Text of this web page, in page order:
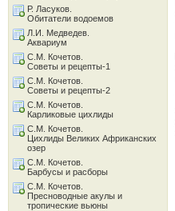
Р. Ласуков.
Обитатели водоемов
Л.И. Медведев.
Аквариум
С.М. Кочетов.
Советы и рецепты-1
С.М. Кочетов.
Советы и рецепты-2
С.М. Кочетов.
Карликовые цихлиды
С.М. Кочетов.
Цихлиды Великих Африканских
озер
С.М. Кочетов.
Барбусы и расборы
С.М. Кочетов.
Пресноводные акулы и
тропические вьюны